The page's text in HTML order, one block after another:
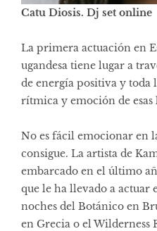
Catu Diosis. Dj set online
La primera actuación en
ugandesa tiene lugar a
de energía positiva y toda
rítmica y emoción de esas
No es fácil emocionar en
consigue. La artista de
embarcado en el último
que le ha llevado a actuar
noches del Botánico en
en Grecia o el Wilderness